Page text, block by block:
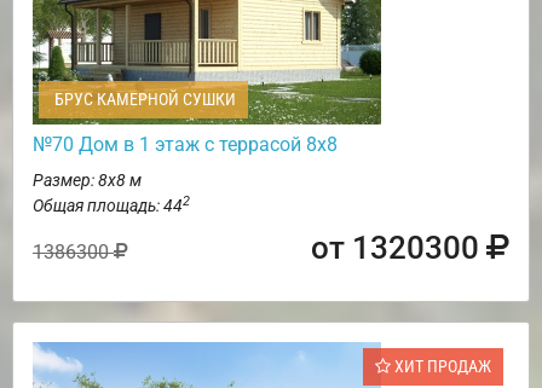
БРУС КАМЕРНОЙ СУШКИ
№70 Дом в 1 этаж с террасой 8х8
Размер: 8х8 м
Общая площадь: 442
1386300 от 1320300
ХИТ ПРОДАЖ